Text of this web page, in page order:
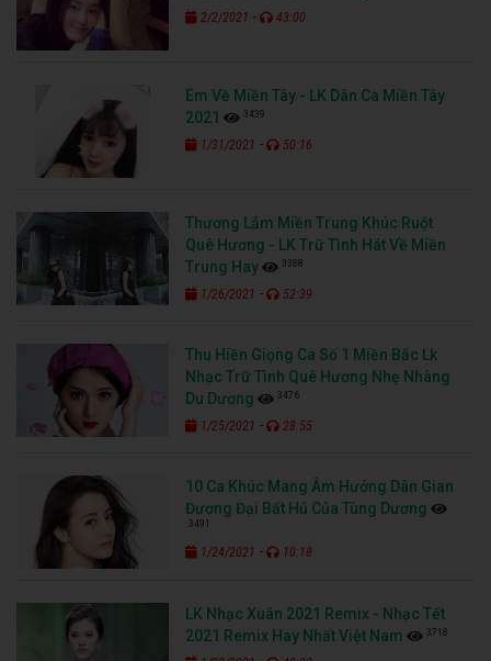
2/2/2021 - 43:00
Em Về Miền Tây - LK Dân Ca Miền Tây
2021
3439
1/31/2021 - 50:16
Thương Lắm Miền Trung Khúc Ruột
Quê Hương - LK Trữ Tình Hát Về Miền
Trung Hay
3388
1/26/2021 - 52:39
Thu Hiền Giọng Ca Số 1 Miền Bắc Lk
Nhạc Trữ Tình Quê Hương Nhẹ Nhàng
Du Dương
3476
1/25/2021 - 28:55
10 Ca Khúc Mang Âm Hưởng Dân Gian
Đương Đại Bất Hủ Của Tùng Dương
3491
1/24/2021 - 10:18
LK Nhạc Xuân 2021 Remix - Nhạc Tết
2021 Remix Hay Nhất Việt Nam
3718